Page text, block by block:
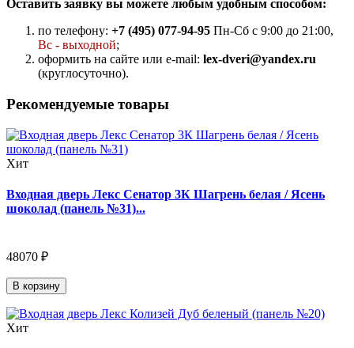
Оставить заявку вы можете любым удобным способом:
по телефону: +7 (495) 077-94-95 Пн-Сб с 9:00 до 21:00,
Вс - выходной;
оформить на сайте или e-mail: lex-dveri@yandex.ru
(круглосуточно).
Рекомендуемые товары
Хит
Входная дверь Лекс Сенатор 3К Шагрень белая / Ясень
шоколад (панель №31)...
48070 ₽
В корзину
Хит